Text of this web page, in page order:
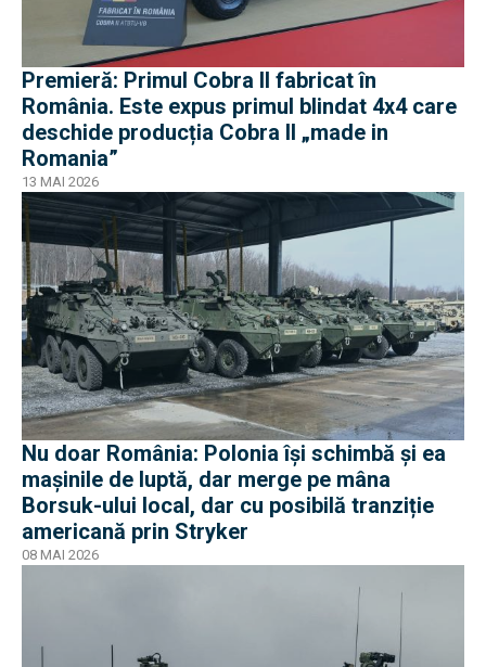
Premieră: Primul Cobra II fabricat în
România. Este expus primul blindat 4x4 care
deschide producția Cobra II „made in
Romania”
13 MAI 2026
Nu doar România: Polonia își schimbă și ea
mașinile de luptă, dar merge pe mâna
Borsuk-ului local, dar cu posibilă tranziție
americană prin Stryker
08 MAI 2026